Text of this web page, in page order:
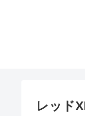
レッド